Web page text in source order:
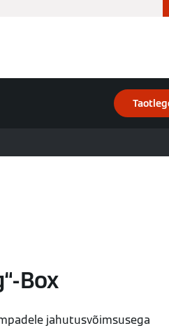
Box
jahutusvõimsusega